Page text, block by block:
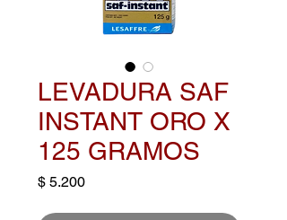
LEVADURA SAF
INSTANT ORO X
125 GRAMOS
$ 5.200Precio